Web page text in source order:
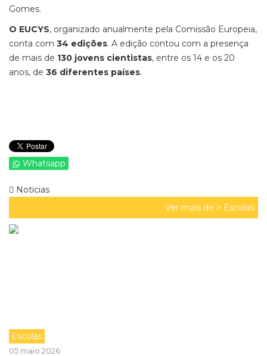
Gomes.
O EUCYS, organizado anualmente pela Comissão Europeia,
conta com 34 edições. A edição contou com a presença
de mais de 130 jovens cientistas, entre os 14 e os 20
anos, de 36 diferentes países.
Whatsapp
Noticias
Ver mais de > Escolas
Escolas
05 maio 2026